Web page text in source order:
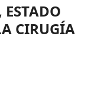
CIRUGÍA